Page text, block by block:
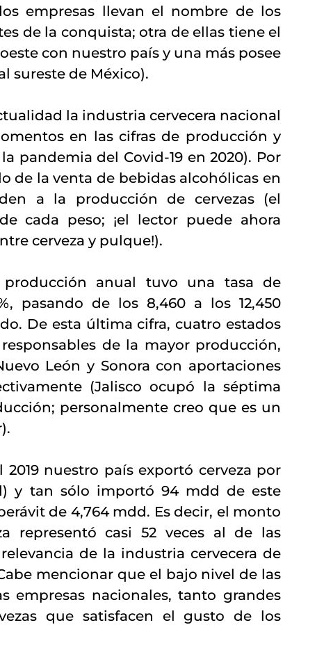
empresas llevan el nombre de los
de la conquista; otra de ellas tiene el
con nuestro país y una más posee
sureste de México).
la industria cervecera nacional
en las cifras de producción y
pandemia del Covid-19 en 2020). Por
de la venta de bebidas alcohólicas en
a la producción de cervezas (el
cada peso; ¡el lector puede ahora
cerveza y pulque!).
producción anual tuvo una tasa de
pasando de los 8,460 a los 12,450
De esta última cifra, cuatro estados
de la mayor producción,
León y Sonora con aportaciones
(Jalisco ocupó la séptima
personalmente creo que es un
nuestro país exportó cerveza por
y tan sólo importó 94 mdd de este
de 4,764 mdd. Es decir, el monto
representó casi 52 veces al de las
de la industria cervecera de
mencionar que el bajo nivel de las
empresas nacionales, tanto grandes
que satisfacen el gusto de los